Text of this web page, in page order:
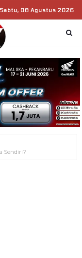
Sabtu, 08 Agustus 2026
Sendiri?